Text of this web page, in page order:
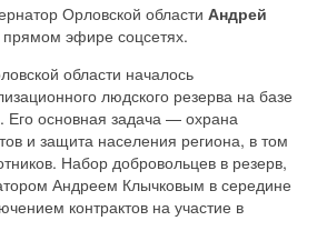
Орловской области Андрей
эфире соцсетях.
области началось
людского резерва на базе
основная задача — охрана
и защита населения региона, в том
Набор добровольцев в резерв,
Андреем Клычковым в середине
контрактов на участие в